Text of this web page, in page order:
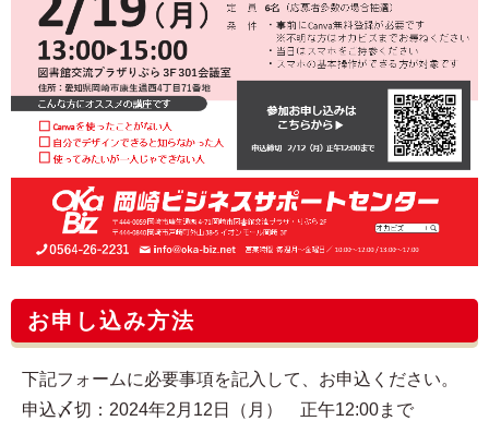
お申し込み方法
下記フォームに必要事項を記入して、お申込ください。
申込〆切：2024年2月12日（月） 正午12:00まで